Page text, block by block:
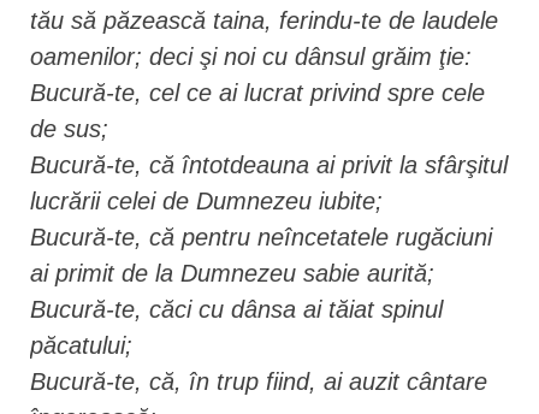
tău să păzească taina, ferindu-te de laudele
oamenilor; deci şi noi cu dânsul grăim ţie:
Bucură-te, cel ce ai lucrat privind spre cele
de sus;
Bucură-te, că întotdeauna ai privit la sfârşitul
lucrării celei de Dumnezeu iubite;
Bucură-te, că pentru neîncetatele rugăciuni
ai primit de la Dumnezeu sabie aurită;
Bucură-te, căci cu dânsa ai tăiat spinul
păcatului;
Bucură-te, că, în trup fiind, ai auzit cântare